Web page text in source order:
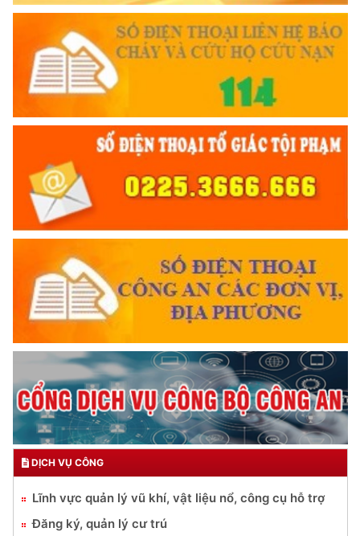
DỊCH VỤ CÔNG
Lĩnh vực quản lý vũ khí, vật liệu nổ, công cụ hỗ trợ
Đăng ký, quản lý cư trú